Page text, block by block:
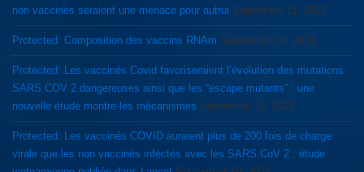
non vaccinés seraient une menace pour autrui September 11, 2021
Protected: Composition des vaccins RNAm September 10, 2021
Protected: Les vaccinés Covid favoriseraient l’évolution des mutations
SARS COV 2 dangereuses ainsi que les “escape mutants” : une
nouvelle étude montre les mécanismes September 10, 2021
Protected: Les vaccinés COVID auraient plus de 200 fois de charge
virale que les non vaccinés infectés avec les SARS CoV 2 : étude